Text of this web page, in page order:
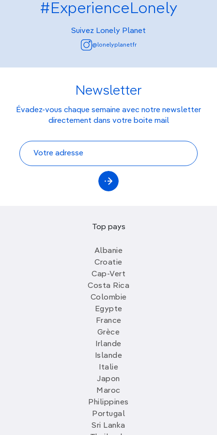
#ExperienceLonely
Suivez Lonely Planet
@lonelyplanetfr
Newsletter
Évadez-vous chaque semaine avec notre newsletter
directement dans votre boite mail
Top pays
Albanie
Croatie
Cap-Vert
Costa Rica
Colombie
Egypte
France
Grèce
Irlande
Islande
Italie
Japon
Maroc
Philippines
Portugal
Sri Lanka